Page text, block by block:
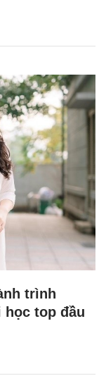
trình
học top đầu